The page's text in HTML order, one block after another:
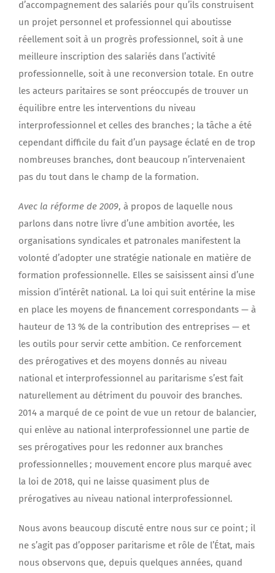
d’accompagnement des salariés pour qu’ils construisent
un projet personnel et professionnel qui aboutisse
réellement soit à un progrès professionnel, soit à une
meilleure inscription des salariés dans l’activité
professionnelle, soit à une reconversion totale. En outre
les acteurs paritaires se sont préoccupés de trouver un
équilibre entre les interventions du niveau
interprofessionnel et celles des branches ; la tâche a été
cependant difficile du fait d’un paysage éclaté en de trop
nombreuses branches, dont beaucoup n’intervenaient
pas du tout dans le champ de la formation.
Avec la réforme de 2009, à propos de laquelle nous
parlons dans notre livre d’une ambition avortée, les
organisations syndicales et patronales manifestent la
volonté d’adopter une stratégie nationale en matière de
formation professionnelle. Elles se saisissent ainsi d’une
mission d’intérêt national. La loi qui suit entérine la mise
en place les moyens de financement correspondants — à
hauteur de 13 % de la contribution des entreprises — et
les outils pour servir cette ambition. Ce renforcement
des prérogatives et des moyens donnés au niveau
national et interprofessionnel au paritarisme s’est fait
naturellement au détriment du pouvoir des branches.
2014 a marqué de ce point de vue un retour de balancier,
qui enlève au national interprofessionnel une partie de
ses prérogatives pour les redonner aux branches
professionnelles ; mouvement encore plus marqué avec
la loi de 2018, qui ne laisse quasiment plus de
prérogatives au niveau national interprofessionnel.
Nous avons beaucoup discuté entre nous sur ce point ; il
ne s’agit pas d’opposer paritarisme et rôle de l’État, mais
nous observons que, depuis quelques années, quand